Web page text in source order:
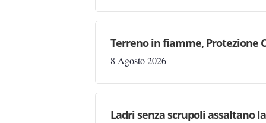
Terreno in fiamme, Protezione
8 Agosto 2026
Ladri senza scrupoli assaltano